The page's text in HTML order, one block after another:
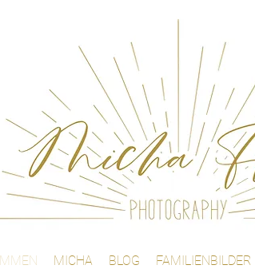
MICHA BLOG FAMILIENBILDER